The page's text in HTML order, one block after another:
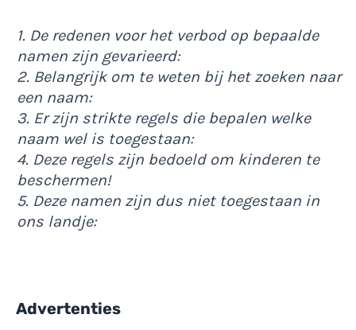
1. De redenen voor het verbod op bepaalde
namen zijn gevarieerd:
2. Belangrijk om te weten bij het zoeken naar
een naam:
3. Er zijn strikte regels die bepalen welke
naam wel is toegestaan:
4. Deze regels zijn bedoeld om kinderen te
beschermen!
5. Deze namen zijn dus niet toegestaan in
ons landje:
Advertenties